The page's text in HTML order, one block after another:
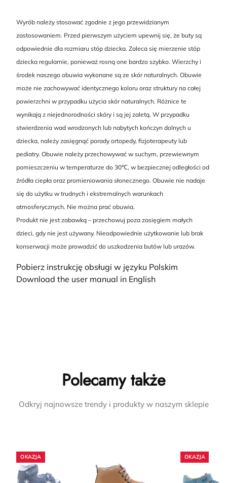
Wyrób należy stosować zgodnie z jego przewidzianym
zastosowaniem. Przed pierwszym użyciem upewnij się, że buty są
odpowiednie dla rozmiaru stóp dziecka. Zaleca się mierzenie stóp
dziecka regularnie, ponieważ rosną one bardzo szybko. Wierzchy i
środek naszego obuwia wykonane są ze skór naturalnych. Obuwie
może nie zachowywać identycznego koloru oraz struktury na całej
powierzchni w przypadku użycia skór naturalnych. Różnice te
wynikają z niejednorodności skóry i są jej zaletą. W przypadku
stwierdzenia wad wrodzonych lub nabytych kończyn dolnych u
dziecka, należy zasięgnąć porady ortopedy, fizjoterapeuty lub
pediatry. Obuwie należy przechowywać w suchym, przewiewnym
pomieszczeniu w temperaturze do 30℃, w bezpiecznej odległości od
źródła ciepła oraz promieniowania słonecznego. Obuwie nie nadaje
się do użytku w trudnych i ekstremalnych warunkach
atmosferycznych. Nie można prać obuwia.
Produkt nie jest zabawką – przechowuj poza zasięgiem małych
dzieci, gdy nie jest używany. Nieodpowiednie użytkowanie lub brak
konserwacji może prowadzić do uszkodzenia butów lub urazów.
Pobierz instrukcję obsługi w języku Polskim
Download the user manual in English
Polecamy także
Odkryj najnowsze trendy i produkty w naszym sklepie